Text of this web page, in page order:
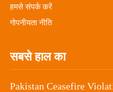
हमसे संपर्क करें
गोपनीयता नीति
सबसे हाल का
Pakistan Ceasefire